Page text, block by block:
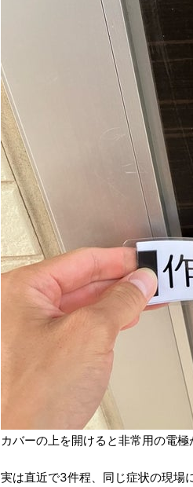
カバーの上を開けると非常用の電
実は直近で3件程、同じ症状の現場